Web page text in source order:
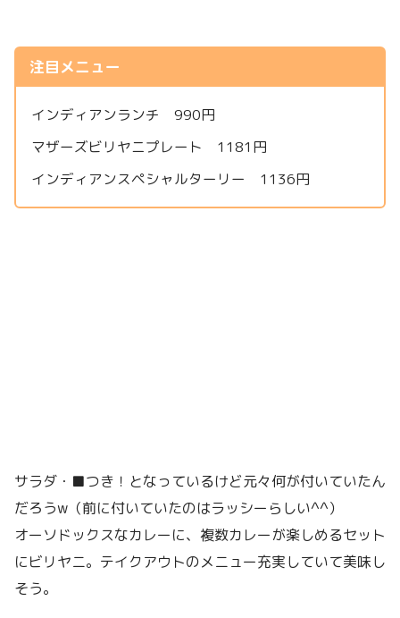
注目メニュー
インディアンランチ 990円
マザーズビリヤニプレート 1181円
インディアンスペシャルターリー 1136円
サラダ・■つき！となっているけど元々何が付いていたん
だろうw（前に付いていたのはラッシーらしい^^）
オーソドックスなカレーに、複数カレーが楽しめるセット
にビリヤニ。テイクアウトのメニュー充実していて美味し
そう。